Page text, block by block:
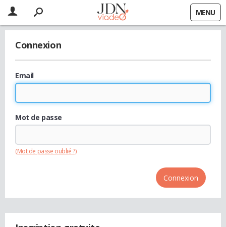
MENU
Connexion
Email
Mot de passe
(Mot de passe oublié ?)